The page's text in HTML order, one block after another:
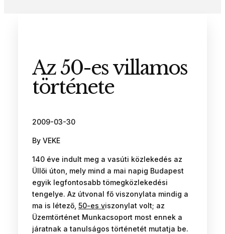
Az 50-es villamos
története
2009-03-30
By VEKE
140 éve indult meg a vasúti közlekedés az
Üllői úton, mely mind a mai napig Budapest
egyik legfontosabb tömegközlekedési
tengelye. Az útvonal fő viszonylata mindig a
ma is létező, 50-es viszonylat volt; az
Üzemtörténet Munkacsoport most ennek a
járatnak a tanulságos történetét mutatja be.